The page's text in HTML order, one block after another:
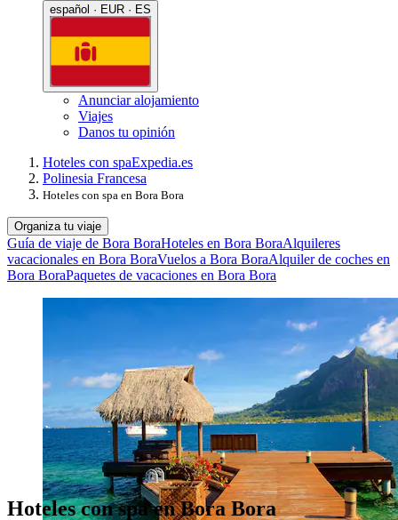
español · EUR · ES
Anunciar alojamiento
Viajes
Danos tu opinión
Hoteles con spaExpedia.es
Polinesia Francesa
Hoteles con spa en Bora Bora
Organiza tu viaje
Guía de viaje de Bora BoraHoteles en Bora BoraAlquileres
vacacionales en Bora BoraVuelos a Bora BoraAlquiler de coches en
Bora BoraPaquetes de vacaciones en Bora Bora
Hoteles con spa en Bora Bora